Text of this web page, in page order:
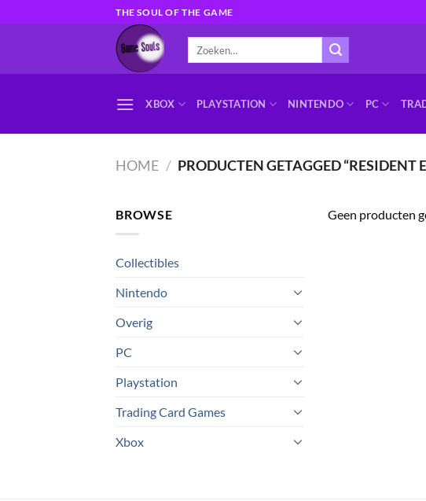
naar
THE SOUL OF THE GAME
XBOX PLAYSTATION NINTENDO PC
HOME / PRODUCTEN GETAGGED “RESIDENT
BROWSE
Collectibles
Nintendo
Overig
PC
Playstation
Trading Card Games
Xbox
Geen producten